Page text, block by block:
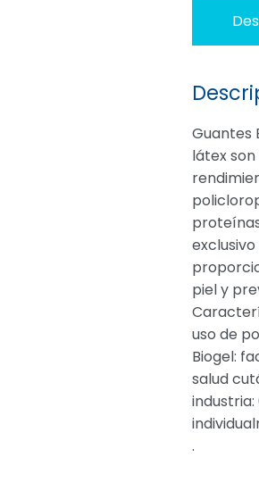
Guantes
látex
piel y
uso de
Biogel:
salud
.